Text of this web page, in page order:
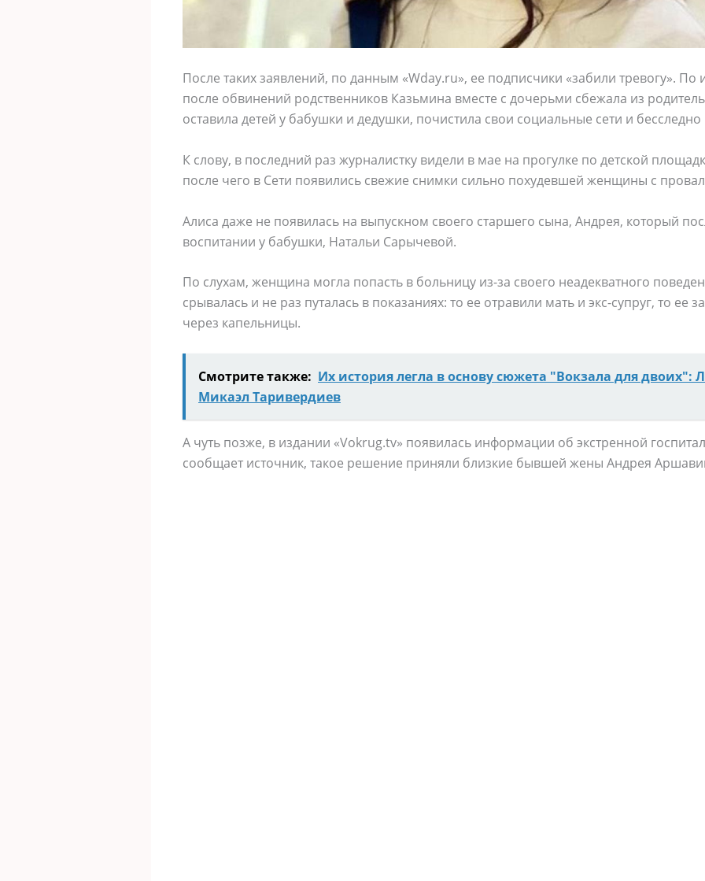
После таких заявлений, по данным «Wday.ru», ее подписчики «забили тревогу».
после обвинений родственников Казьмина вместе с дочерьми сбежала из
оставила детей у бабушки и дедушки, почистила свои социальные сети и бесследно
К слову, в последний раз журналистку видели в мае на прогулке по детской
после чего в Сети появились свежие снимки сильно похудевшей женщины с
Алиса даже не появилась на выпускном своего старшего сына, Андрея, который
воспитании у бабушки, Натальи Сарычевой.
По слухам, женщина могла попасть в больницу из-за своего неадекватного
срывалась и не раз путалась в показаниях: то ее отравили мать и экс-супруг, то ее
через капельницы.
Смотрите также: Их история легла в основу сюжета "Вокзала для
Микаэл Таривердиев
А чуть позже, в издании «Vokrug.tv» появилась информации об экстренной
сообщает источник, такое решение приняли близкие бывшей жены Андрея